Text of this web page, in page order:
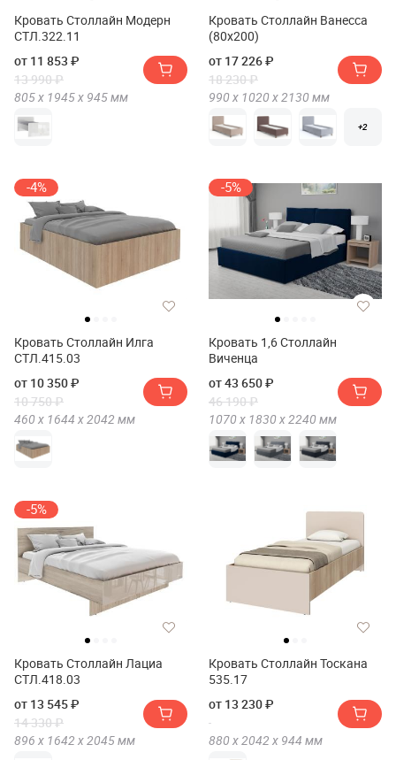
Кровать Столлайн Модерн
СТЛ.322.11
от 11 853 ₽
13 990 ₽
805 х 1945 х 945мм
Кровать Столлайн Ванесса
(80х200)
от 17 226 ₽
18 230 ₽
990 х 1020 х 2130 мм
+2
-4%
Кровать Столлайн Илга
СТЛ.415.03
от 10 350 ₽
10 750 ₽
460 х 1644 х 2042 мм
-5%
Кровать 1,6 Столлайн
Виченца
от 43 650 ₽
46 190 ₽
1070 х 1830 х 2240 мм
-5%
Кровать Столлайн Лациа
СТЛ.418.03
от 13 545 ₽
14 330 ₽
896 х 1642 х2045мм
Кровать Столлайн Тоскана
535.17
от 13 230 ₽
880 х2042 х 944 мм